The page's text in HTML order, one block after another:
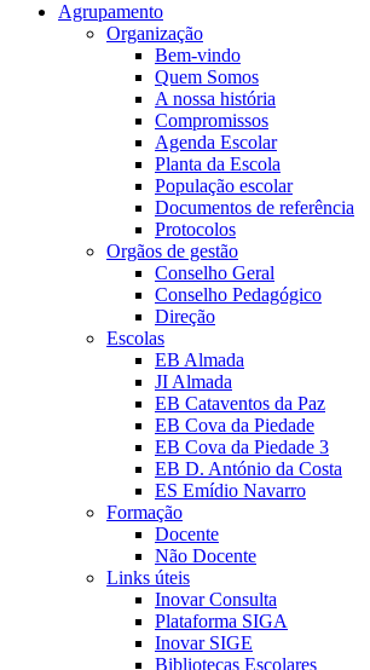
Agrupamento
Organização
Bem-vindo
Quem Somos
A nossa história
Compromissos
Agenda Escolar
Planta da Escola
População escolar
Documentos de referência
Protocolos
Orgãos de gestão
Conselho Geral
Conselho Pedagógico
Direção
Escolas
EB Almada
JI Almada
EB Cataventos da Paz
EB Cova da Piedade
EB Cova da Piedade 3
EB D. António da Costa
ES Emídio Navarro
Formação
Docente
Não Docente
Links úteis
Inovar Consulta
Plataforma SIGA
Inovar SIGE
Bibliotecas Escolares